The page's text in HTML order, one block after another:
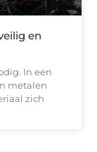
en
In een
metalen
zich